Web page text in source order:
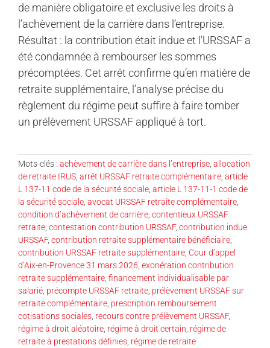
de manière obligatoire et exclusive les droits à
l’achèvement de la carrière dans l’entreprise.
Résultat : la contribution était indue et l’URSSAF a
été condamnée à rembourser les sommes
précomptées. Cet arrêt confirme qu’en matière de
retraite supplémentaire, l’analyse précise du
règlement du régime peut suffire à faire tomber
un prélèvement URSSAF appliqué à tort.
Mots-clés : achèvement de carrière dans l’entreprise allocation
de retraite IRUS arrêt URSSAF retraite complémentaire article
L 137-11 code de la sécurité sociale article L 137-11-1 code de
la sécurité sociale avocat URSSAF retraite complémentaire
condition d’achèvement de carrière contentieux URSSAF
retraite contestation contribution URSSAF, contribution indue
URSSAF, contribution retraite supplémentaire bénéficiaire
contribution URSSAF retraite supplémentaire Cour d’appel
d’Aix-en-Provence 31 mars 2026 exonération contribution
retraite supplémentaire financement individualisable par
salarié précompte URSSAF retraite prélèvement URSSAF sur
retraite complémentaire prescription remboursement
cotisations sociales recours contre prélèvement URSSAF,
régime à droit aléatoire régime à droit certain régime de
retraite à prestations définies régime de retraite